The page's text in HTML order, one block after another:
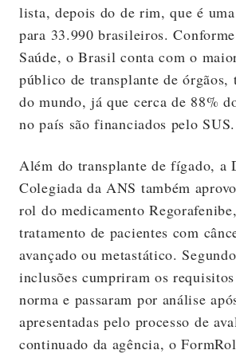
lista, depois do de rim, que é
para 33.990 brasileiros.
Saúde, o Brasil conta com o
público de transplante de órgãos,
do mundo, já que cerca de 88%
no país são financiados pelo SUS.
Além do transplante de fígado, a
Colegiada da ANS também
rol do medicamento
tratamento de pacientes com
avançado ou metastático.
inclusões cumpriram os
norma e passaram por análise
apresentadas pelo processo de
continuado da agência, o